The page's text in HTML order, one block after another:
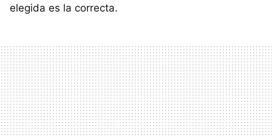
elegida es la correcta.